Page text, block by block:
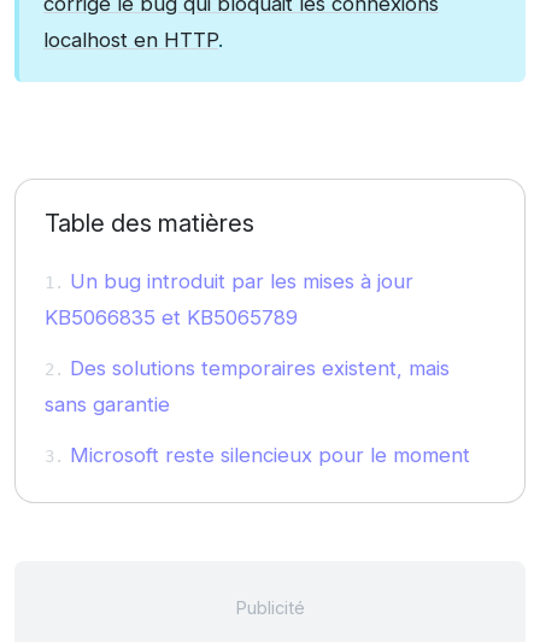
localhost en HTTP.
Table des matières
Un bug introduit par les mises à jour
KB5066835 et KB5065789
Des solutions temporaires existent, mais
sans garantie
Microsoft reste silencieux pour le moment